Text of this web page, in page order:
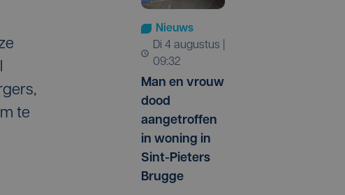
te
Nieuws
di 4 augustus |
09:32
Man en vrouw
dood
aangetroffen
in woning in
Sint-Pieters
Brugge